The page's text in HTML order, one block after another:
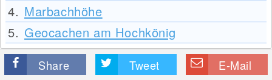
4. Marbachhöhe
5. Geocachen am Hochkönig
Share Tweet E-Mail